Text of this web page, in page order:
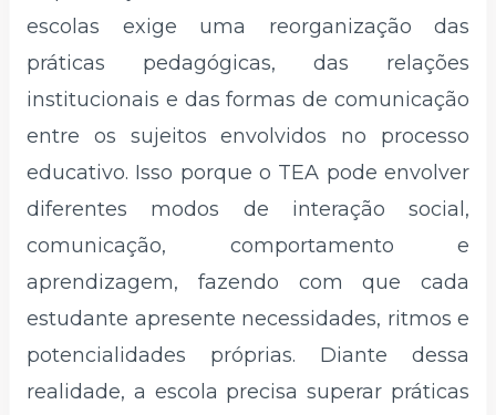
escolas exige uma reorganização das
práticas pedagógicas, das relações
institucionais e das formas de comunicação
entre os sujeitos envolvidos no processo
educativo. Isso porque o TEA pode envolver
diferentes modos de interação social,
comunicação, comportamento e
aprendizagem, fazendo com que cada
estudante apresente necessidades, ritmos e
potencialidades próprias. Diante dessa
realidade, a escola precisa superar práticas